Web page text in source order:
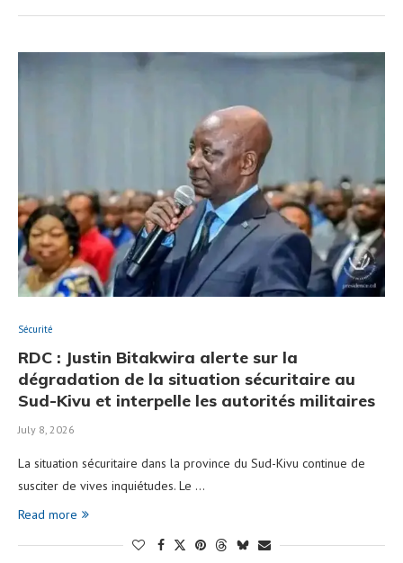
Sécurité
RDC : Justin Bitakwira alerte sur la
dégradation de la situation sécuritaire au
Sud-Kivu et interpelle les autorités militaires
July 8, 2026
La situation sécuritaire dans la province du Sud-Kivu continue de
susciter de vives inquiétudes. Le …
Read more